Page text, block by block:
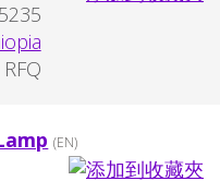
RFQ
(EN)